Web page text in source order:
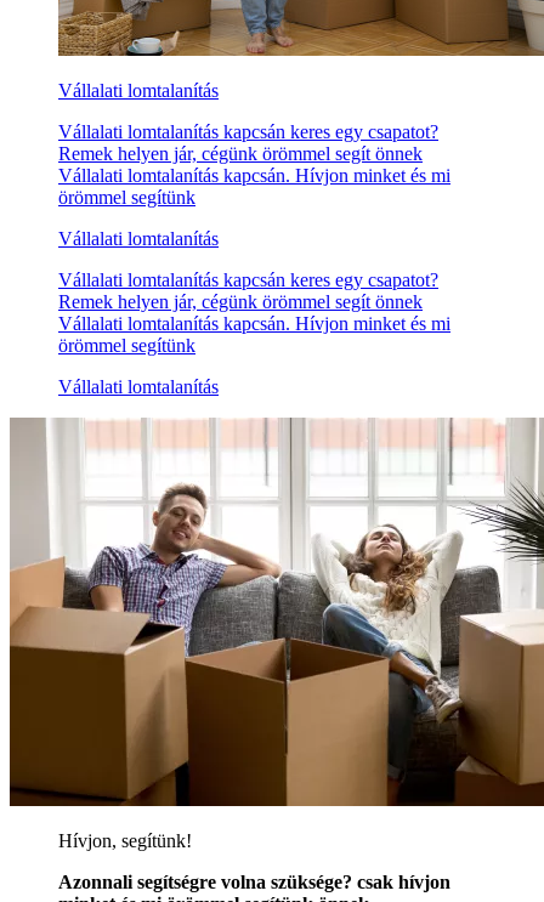
Vállalati lomtalanítás
Vállalati lomtalanítás kapcsán keres egy csapatot?
Remek helyen jár, cégünk örömmel segít önnek
Vállalati lomtalanítás kapcsán. Hívjon minket és mi
örömmel segítünk
Vállalati lomtalanítás
Vállalati lomtalanítás kapcsán keres egy csapatot?
Remek helyen jár, cégünk örömmel segít önnek
Vállalati lomtalanítás kapcsán. Hívjon minket és mi
örömmel segítünk
Vállalati lomtalanítás
Hívjon, segítünk!
Azonnali segítségre volna szüksége? csak hívjon